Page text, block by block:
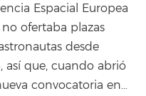
Espacial Europea
no ofertaba plazas
desde
así que, cuando abrió
convocatoria en…